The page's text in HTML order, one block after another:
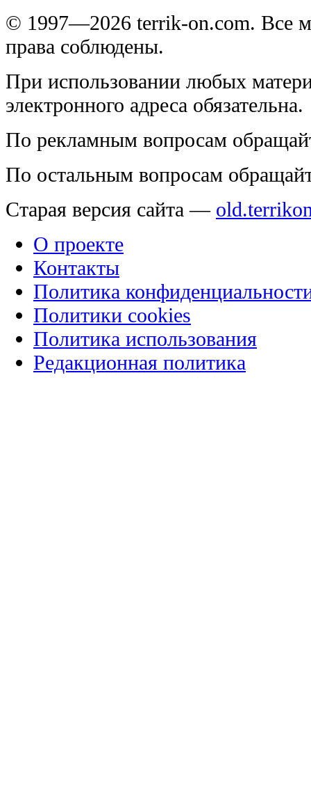
© 1997—2026 terrik-on.com. Все
права соблюдены.
При использовании любых
электронного адреса обязательна.
По рекламным вопросам
По остальным вопросам
Старая версия сайта —
О проекте
Контакты
Политика
Политики cookies
Политика использования
Редакционная политика